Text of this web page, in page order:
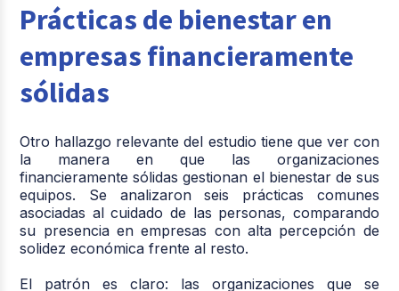
Prácticas de bienestar en
empresas financieramente
sólidas
Otro hallazgo relevante del estudio tiene que ver con
la manera en que las organizaciones
financieramente sólidas gestionan el bienestar de sus
equipos. Se analizaron seis prácticas comunes
asociadas al cuidado de las personas, comparando
su presencia en empresas con alta percepción de
solidez económica frente al resto.
El patrón es claro: las organizaciones que se